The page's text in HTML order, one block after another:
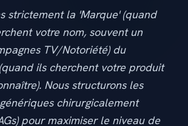
strictement la 'Marque' (quand
votre nom, souvent un
TV/Notoriété) du
ils cherchent votre produit
Nous structurons les
chirurgicalement
pour maximiser le niveau de